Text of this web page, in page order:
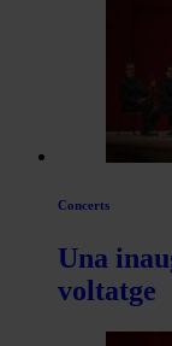
Concerts
Una
voltatge